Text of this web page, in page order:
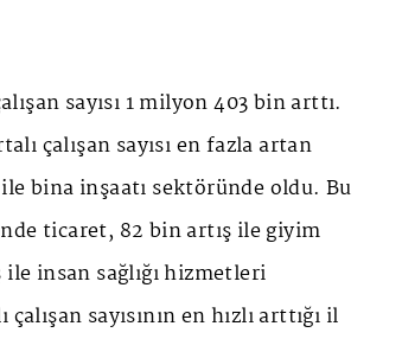
sayısı 1 milyon 403 bin arttı.
çalışan sayısı en fazla artan
bina inşaatı sektöründe oldu. Bu
ticaret, 82 bin artış ile giyim
insan sağlığı hizmetleri
sayısının en hızlı arttığı il